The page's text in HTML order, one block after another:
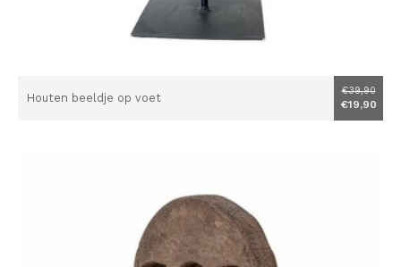
Houten beeldje op voet
€39,90
€19,90